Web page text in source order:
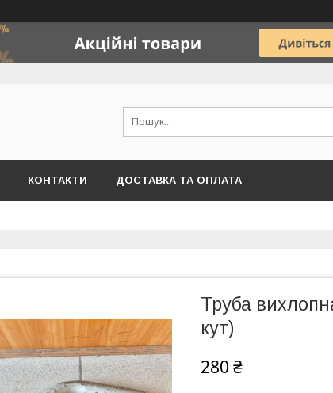
КОНТАКТИ ДОСТАВКА ТА ОПЛАТА
Труба
кут)
280 ₴